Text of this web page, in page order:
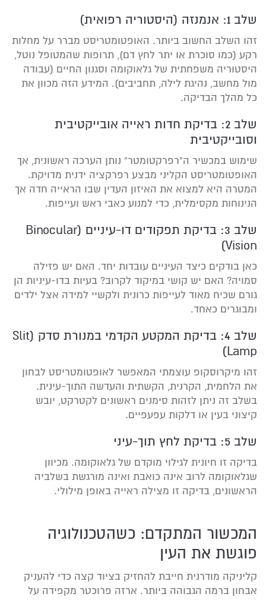
שלב 1: אנמנזה (היסטוריה רפואית)
זהו השלב החשוב ביותר. האופטומטריסט מברר על מחלות
רקע (כמו סוכרת או יתר לחץ דם), תרופות שהמטופל נוטל,
היסטוריה משפחתית של גלאוקומה וסגנון החיים (עבודה
מול מחשב, נהיגת לילה, תחביבים). המידע הזה מכוון את
כל מהלך הבדיקה.
שלב 2: בדיקת חדות ראייה אובייקטיבית
וסובייקטיבית
שימוש במכשיר ה”רפרקטומטר” נותן הערכה ראשונית, אך
האופטומטריסט הקליני מבצע רפרקציה ידנית מדויקת.
המטרה היא למצוא את האיזון העדין שבו הראייה חדה אך
הנינוחות מקסימלית, כדי למנוע כאבי ראש ועייפות.
שלב 3: בדיקת תפקודים דו-עיניים (Binocular
Vision)
כאן בודקים כיצד העיניים עובדות יחד. האם יש פזילה
סמויה? האם יש קושי במיקוד לקרוב? בעיות בדו-עיניות הן
גורם שכיח מאוד לעייפות כרונית ולקשיי למידה אצל ילדים
ומבוגרים כאחד.
שלב 4: בדיקת המקטע הקדמי במנורת סדק (Slit
Lamp)
זהו מיקרוסקופ עוצמתי המאפשר לאופטומטריסט לבחון
את הלחמית, הקרנית, הקשתית והעדשה התוך-עינית.
בשלב זה ניתן לזהות סימנים ראשונים לקטרקט, יובש
קיצוני בעין או דלקות עפעפיים.
שלב 5: בדיקת לחץ תוך-עיני
בדיקה זו חיונית לגילוי מוקדם של גלאוקומה. מכיוון
שגלאוקומה לרוב אינה כואבת ואינה מורגשת בשלביה
הראשונים, בדיקה זו מצילה ראייה באופן מילולי.
המכשור המתקדם: כשהטכנולוגיה
פוגשת את העין
קליניקה מודרנית חייבת להחזיק בציוד קצה כדי להעניק
אבחון ברמה הגבוהה ביותר. ארזה פרוכטר מקפידה על